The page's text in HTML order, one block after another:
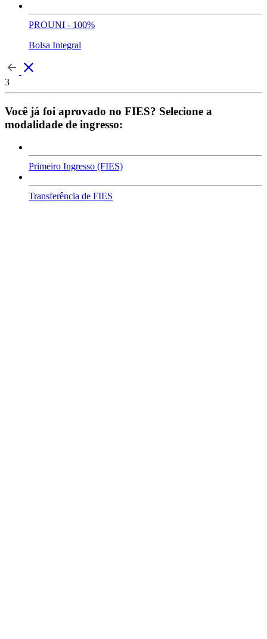
PROUNI - 100%
Bolsa Integral
3
Você já foi aprovado no FIES? Selecione a
modalidade de ingresso:
Primeiro Ingresso (FIES)
Transferência de FIES